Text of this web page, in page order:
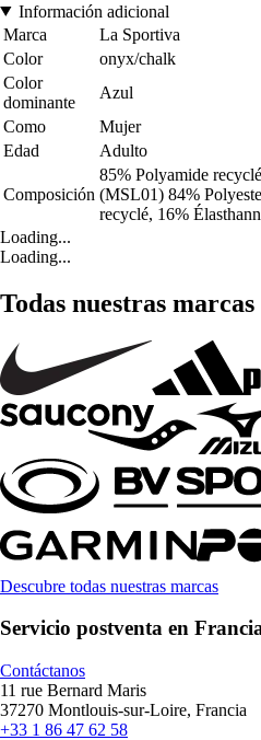
Información adicional
Marca
La Sportiva
Color
onyx/chalk
Color
dominante
Azul
Como
Mujer
Edad
Adulto
Composición
85% Polyamide
(MSL01) 84%
recyclé, 16%
Loading...
Loading...
Todas nuestras marcas
Descubre todas nuestras marcas
Servicio postventa en
Contáctanos
11 rue Bernard Maris
37270 Montlouis-sur-Loire, Francia
+33 1 86 47 62 58